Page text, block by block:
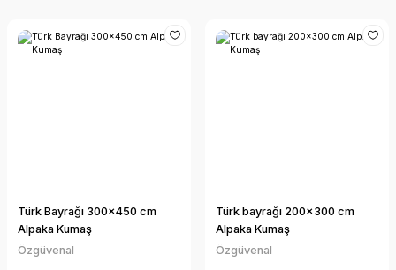
Türk Bayrağı 300x450 cm
Alpaka Kumaş
Özgüvenal
Türk bayrağı 200x300 cm
Alpaka Kumaş
Özgüvenal